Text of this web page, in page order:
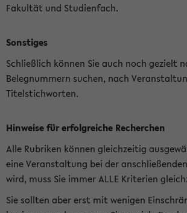
Fakultät und Studienfach.
Sonstiges
Schließlich können Sie auch noch gezielt
Belegnummern suchen, nach
Titelstichworten.
Hinweise für erfolgreiche Recherchen
Alle Rubriken können gleichzeitig
eine Veranstaltung bei der
wird, muss Sie immer ALLE Kriterien
Sie sollten aber erst mit wenigen